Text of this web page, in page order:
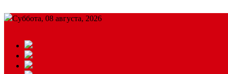
Суббота, 08 августа, 2026